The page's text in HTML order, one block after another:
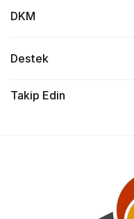
DKM
Destek
Takip Edin